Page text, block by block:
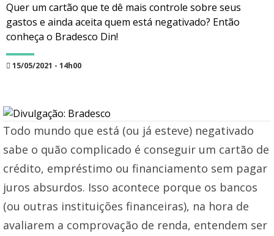
Quer um cartão que te dê mais controle sobre seus
gastos e ainda aceita quem está negativado? Então
conheça o Bradesco Din!
15/05/2021 - 14h00
Todo mundo que está (ou já esteve) negativado
sabe o quão complicado é conseguir um cartão de
crédito, empréstimo ou financiamento sem pagar
juros absurdos. Isso acontece porque os bancos
(ou outras instituições financeiras), na hora de
avaliarem a comprovação de renda, entendem ser